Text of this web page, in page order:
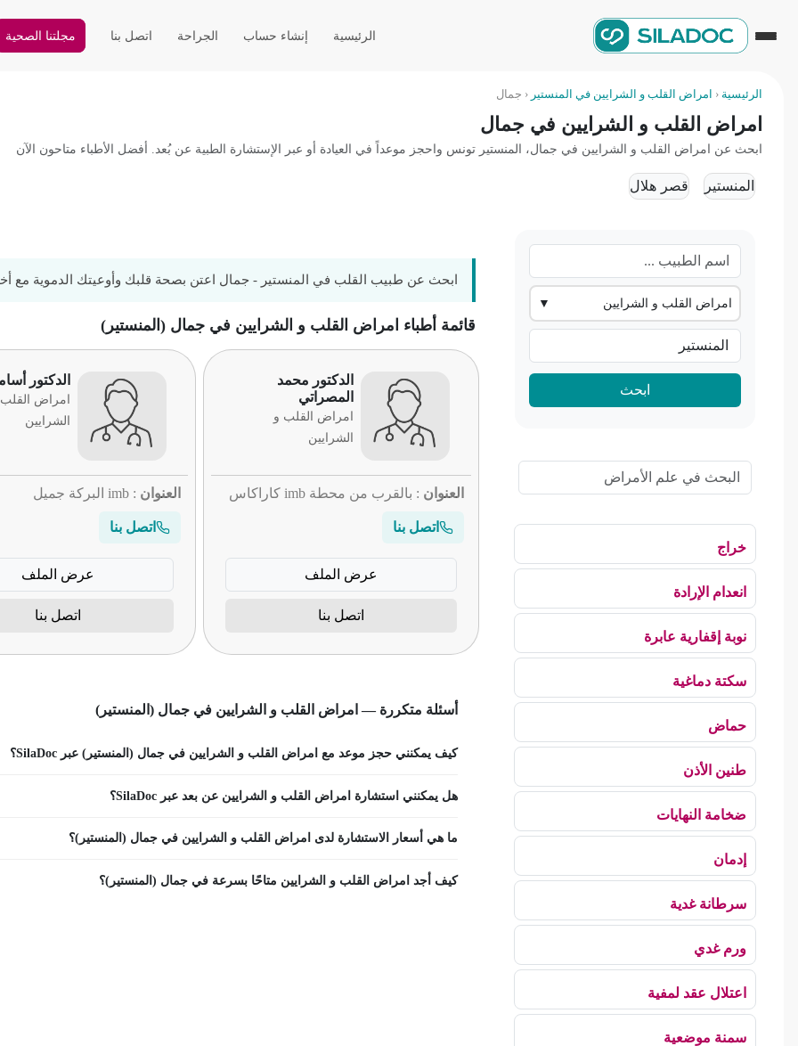
الرئيسية إنشاء حساب الجراحة اتصل بنا مجلتنا الصحية
الرئيسية ‹ امراض القلب و الشرايين في المنستير ‹ جمال
امراض القلب و الشرايين في جمال
ابحث عن امراض القلب و الشرايين في جمال، المنستير تونس واحجز موعداً في العيادة أو عبر الإستشارة الطبية عن بُعد. أفضل الأطباء متاحون الآن
المنستير قصر هلال
امراض القلب و الشرايين ▼
ابحث
خراج
انعدام الإرادة
نوبة إقفارية عابرة
سكتة دماغية
حماض
طنين الأذن
ضخامة النهايات
إدمان
سرطانة غدية
ورم غدي
اعتلال عقد لمفية
سمنة موضعية
ابحث عن طبيب القلب في المنستير - جمال اعتن بصحة قلبك وأوعيتك الدموية مع
قائمة أطباء امراض القلب و الشرايين في جمال (المنستير)
الدكتور محمد
المصراتي
امراض القلب و
الشرايين
العنوان : بالقرب من محطة imb كاراكاس
اتصل بنا
عرض الملف
اتصل بنا
الدكتور
امراض
الشرايين
العنوان : imb البركة جميل
اتصل بنا
عرض الملف
اتصل بنا
أسئلة متكررة — امراض القلب و الشرايين في جمال (المنستير)
كيف يمكنني حجز موعد مع امراض القلب و الشرايين في جمال (المنستير) عبر SilaDoc؟
هل يمكنني استشارة امراض القلب و الشرايين عن بعد عبر SilaDoc؟
ما هي أسعار الاستشارة لدى امراض القلب و الشرايين في جمال (المنستير)؟
كيف أجد امراض القلب و الشرايين متاحًا بسرعة في جمال (المنستير)؟